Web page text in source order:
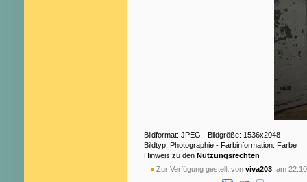
Bildformat: JPEG - Bildgröße: 1536x2048
Bildtyp: Photographie - Farbinformation: Farbe
Hinweis zu den Nutzungsrechten
Zur Verfügung gestellt von viva203 am